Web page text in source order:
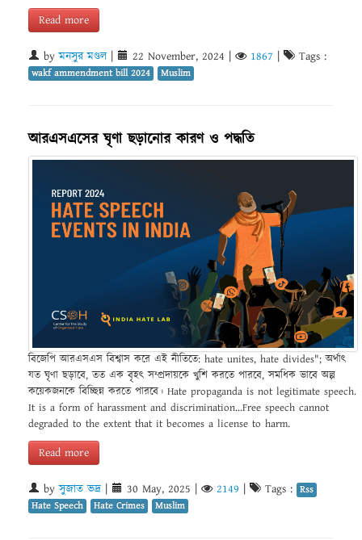
Read more
byমনসুর মণ্ডল| 22 November, 2024 | 1867 | Tags :
wakf ammendment bill 2024 Muslim
আরএসএসের ঘৃণা ছড়ানোর কারণ ও পদ্ধতি
বিজেপি আরএসএস বিশ্বাস করে এই নীতিতে: hate unites, hate divides"; অর্থাৎ
যত ঘৃণা ছড়াবে, তত এক বৃহৎ সম্প্রদায়কে খুশি করতে পারবে, সমধিক ভাবে অল্প
কয়েকজনকে বিচ্ছিন্ন করতে পারবে। Hate propaganda is not legitimate speech.
It is a form of harassment and discrimination...Free speech cannot
degraded to the extent that it becomes a license to harm.
Read more
byসুজাত ভদ্র | 30 May, 2025 | 2149 | Tags : Rss
Hate Speech
Hate Crimes Muslim